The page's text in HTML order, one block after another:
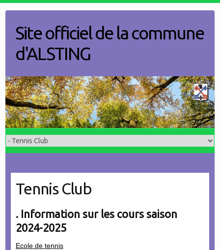
contentSite officiel de la commune
d'ALSTING
Tennis Club
. Information sur les cours saison
2024-2025
Ecole de tennis